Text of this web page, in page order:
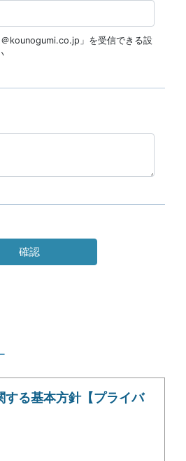
する基本方針【プライバ